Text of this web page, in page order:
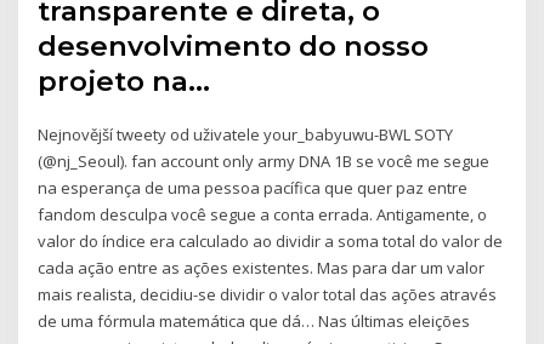
transparente e direta, o
desenvolvimento do nosso
projeto na…
Nejnovější tweety od uživatele your_babyuwu-BWL SOTY
(@nj_Seoul). fan account only army DNA 1B se você me segue
na esperança de uma pessoa pacífica que quer paz entre
fandom desculpa você segue a conta errada. Antigamente, o
valor do índice era calculado ao dividir a soma total do valor de
cada ação entre as ações existentes. Mas para dar um valor
mais realista, decidiu-se dividir o valor total das ações através
de uma fórmula matemática que dá… Nas últimas eleições